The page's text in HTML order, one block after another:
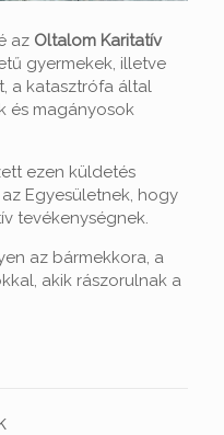
az Oltalom Karitatív
gyermekek, illetve
a katasztrófa által
és magányosok
ezen küldetés
Egyesületnek, hogy
tevékenységnek.
az bármekkora, a
akik rászorulnak a